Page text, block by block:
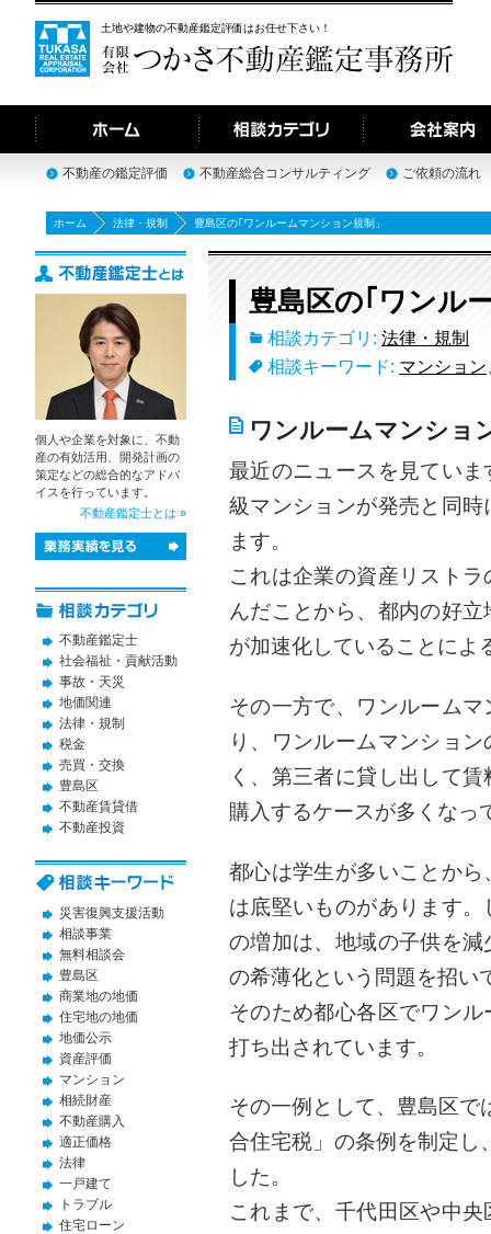
土地や建物の不動産鑑定評価はお任せ下さい！
不動産の鑑定評価 不動産総合コンサルティング ご依頼の流れ
ホーム 法律・規制 豊島区の｢ワンルームマンション規制」
豊島区の｢ワンル
相談カテゴリ: 法律・規制
相談キーワード: マンション
ワンルームマンショ
最近のニュースを見てい
級マンションが発売と同
ます。
これは企業の資産リスト
んだことから、都内の好
が加速化していることによ
その一方で、ワンルーム
り、ワンルームマンショ
く、第三者に貸し出して
購入するケースが多くなっ
都心は学生が多いことか
は底堅いものがあります
の増加は、地域の子供を
の希薄化という問題を招い
そのため都心各区でワン
打ち出されています。
その一例として、豊島区
合住宅税」の条例を制定
した。
これまで、千代田区や中
個人や企業を対象に、不動
産の有効活用、開発計画の
策定などの総合的なアドバ
イスを行っています。
不動産鑑定士とは »
不動産鑑定士
社会福祉・貢献活動
事故・天災
地価関連
法律・規制
税金
売買・交換
豊島区
不動産賃貸借
不動産投資
災害復興支援活動
相談事業
無料相談会
豊島区
商業地の地価
住宅地の地価
地価公示
資産評価
マンション
相続財産
不動産購入
適正価格
法律
一戸建て
トラブル
住宅ローン